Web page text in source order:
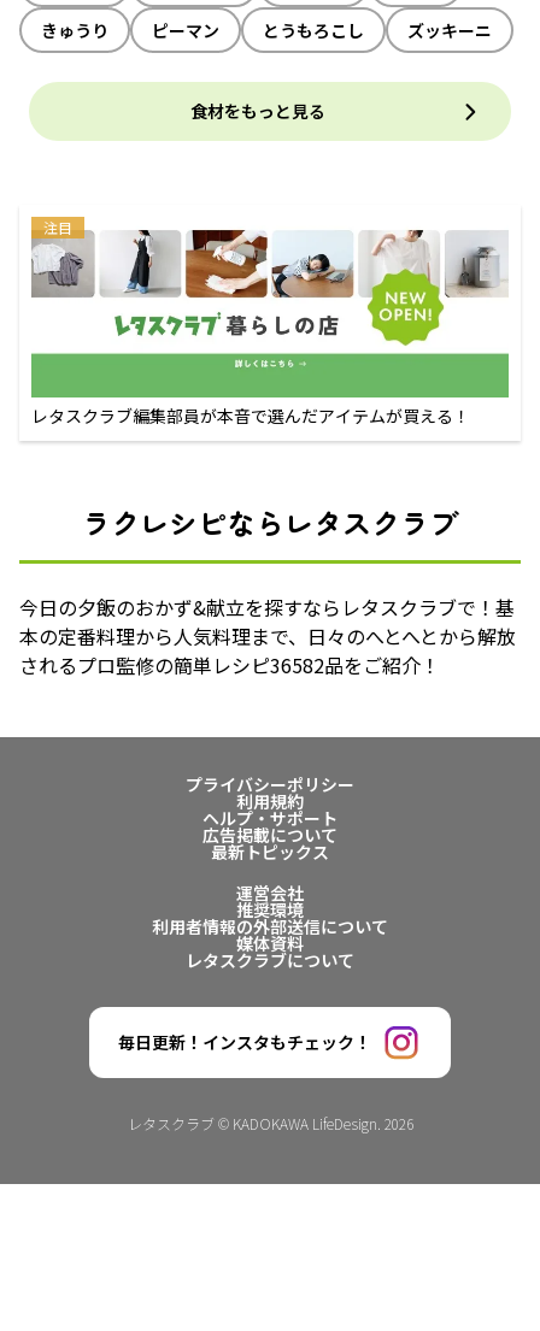
きゅうり
ピーマン とうもろこし ズッキーニ
食材をもっと見る
注目
レタスクラブ編集部員が本音で選んだアイテムが買える！
ラクレシピならレタスクラブ
今日の夕飯のおかず&献立を探すならレタスクラブで！基
本の定番料理から人気料理まで、日々のへとへとから解放
されるプロ監修の簡単レシピ36582品をご紹介！
プライバシーポリシー
利用規約
ヘルプ・サポート
広告掲載について
最新トピックス
運営会社
推奨環境
利用者情報の外部送信について
媒体資料
レタスクラブについて
毎日更新！インスタもチェック！
レタスクラブ © KADOKAWA LifeDesign. 2026